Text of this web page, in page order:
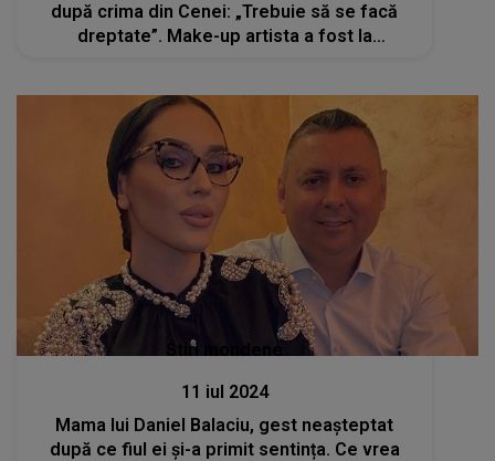
după crima din Cenei: „Trebuie să se facă
dreptate”. Make-up artista a fost la
niciodată. Câtă durere..
Stiri mondene
11 iul 2024
Mama lui Daniel Balaciu, gest neașteptat
după ce fiul ei și-a primit sentința. Ce vrea